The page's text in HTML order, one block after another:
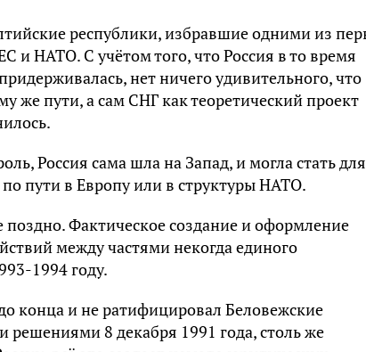
республики, избравшие одними из
и НАТО. С учётом того, что Россия в то время
нет ничего удивительного, что
пути, а сам СНГ как теоретический проект
Россия сама шла на Запад, и могла стать для
пути в Европу или в структуры НАТО.
поздно. Фактическое создание и оформление
между частями некогда единого
1994 году.
конца и не ратифицировал Беловежские
решениями 8 декабря 1991 года, столь же